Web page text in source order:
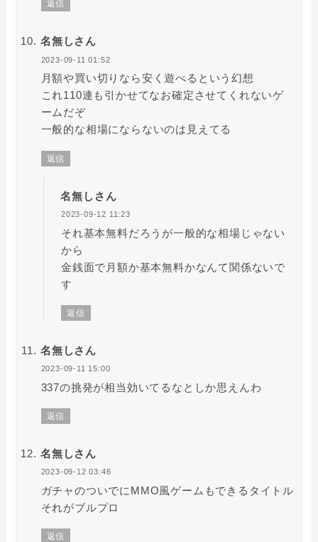
返信
名無しさん
2023-09-11 01:52
月額や買い切りなら安く遊べるという幻想
これ110連も引かせてなお確定させてくれないゲ
ームだぞ
一般的な相場にならないのは見えてる
返信
名無しさん
2023-09-12 11:23
それ基本無料だろうが一般的な相場じゃない
から
金銭面で月額か基本無料かなんて関係ないで
す
返信
名無しさん
2023-09-11 15:00
337の挑発が相当効いてるなとしか思えんわ
返信
名無しさん
2023-09-12 03:46
ガチャのついでにMMO風ゲームもできるタイトル
それがブルプロ
返信